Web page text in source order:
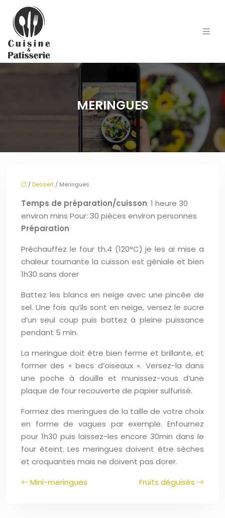
MERINGUES
/ Dessert / Meringues
Temps de préparation/cuisson: 1 heure 30
environ mins Pour: 30 pièces environ personnes
Préparation
Préchauffez le four th.4 (120°C) je les ai mise a
chaleur tournante la cuisson est géniale et bien
1h30 sans dorer
Battez les blancs en neige avec une pincée de
sel. Une fois qu’ils sont en neige, versez le sucre
d’un seul coup puis battez à pleine puissance
pendant 5 min.
La meringue doit être bien ferme et brillante, et
former des « becs d’oiseaux ». Versez-la dans
une poche à douille et munissez-vous d’une
plaque de four recouverte de papier sulfurisé.
Formez des meringues de la taille de votre choix
en forme de vagues par exemple. Enfournez
pour 1h30 puis laissez-les encore 30min dans le
four éteint. Les meringues doivent être sèches
et croquantes mais ne doivent pas dorer.
Mini-meringues
Fruits déguisés